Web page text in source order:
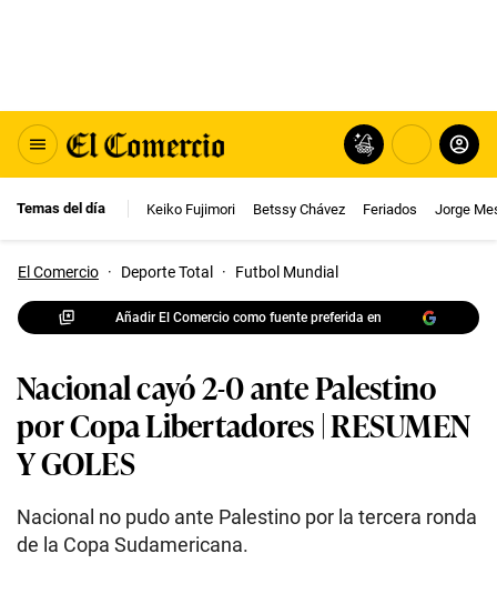
Temas del día Keiko Fujimori Betssy Chávez Feriados Jorge
El Comercio · Deporte Total · Futbol Mundial
Añadir El Comercio como fuente preferida en
Nacional cayó 2-0 ante Palestino
por Copa Libertadores | RESUMEN
Y GOLES
Nacional no pudo ante Palestino por la tercera ronda
de la Copa Sudamericana.